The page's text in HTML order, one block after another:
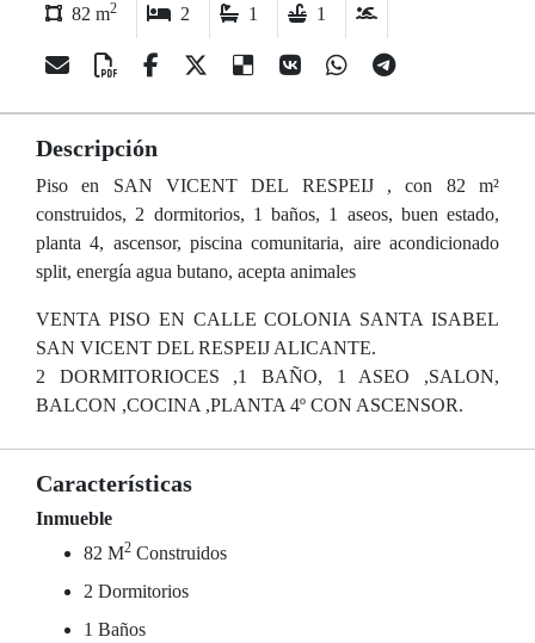
82 m2 2 1 1
Descripción
Piso en SAN VICENT DEL RESPEIJ , con 82 m²
construidos, 2 dormitorios, 1 baños, 1 aseos, buen estado,
planta 4, ascensor, piscina comunitaria, aire acondicionado
split, energía agua butano, acepta animales
VENTA PISO EN CALLE COLONIA SANTA ISABEL
SAN VICENT DEL RESPEIJ ALICANTE.
2 DORMITORIOCES ,1 BAÑO, 1 ASEO ,SALON,
BALCON ,COCINA ,PLANTA 4º CON ASCENSOR.
Características
Inmueble
82 M2 Construidos
2 Dormitorios
1 Baños